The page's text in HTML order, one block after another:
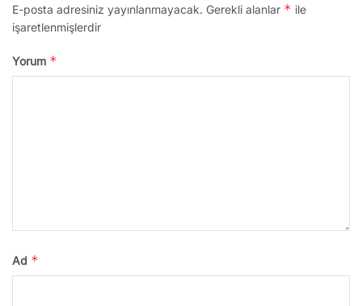
E-posta adresiniz yayınlanmayacak. Gerekli alanlar * ile
işaretlenmişlerdir
Yorum *
Ad *